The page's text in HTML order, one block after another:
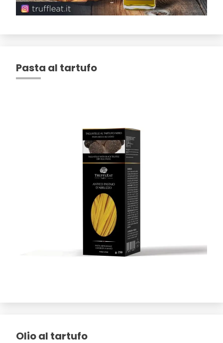
Pasta al tartufo
Olio al tartufo